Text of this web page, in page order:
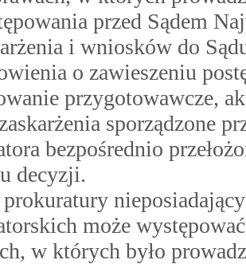
przed Sądem
i wniosków do
o zawieszeniu
przygotowawcze,
sporządzone
bezpośrednio
decyzji.
prokuratury
może
w których było